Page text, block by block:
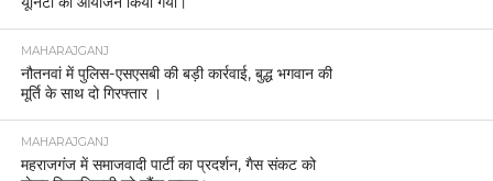
आज राष्ट्रीय एकता दिवस के अवसर पर आज रन फॉर
यूनिटी का आयोजन किया गया।
MAHARAJGANJ
नौतनवां में पुलिस-एसएसबी की बड़ी कार्रवाई, बुद्ध भगवान की
मूर्ति के साथ दो गिरफ्तार ।
MAHARAJGANJ